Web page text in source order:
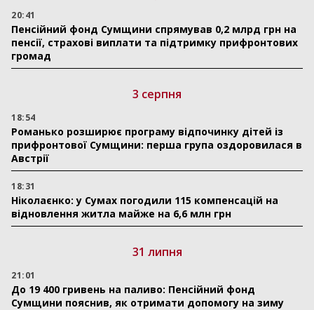
20:41
Пенсійний фонд Сумщини спрямував 0,2 млрд грн на
пенсії, страхові виплати та підтримку прифронтових
громад
3 серпня
18:54
Романько розширює програму відпочинку дітей із
прифронтової Сумщини: перша група оздоровилася в
Австрії
18:31
Ніколаєнко: у Сумах погодили 115 компенсацій на
відновлення житла майже на 6,6 млн грн
31 липня
21:01
До 19 400 гривень на паливо: Пенсійний фонд
Сумщини пояснив, як отримати допомогу на зиму